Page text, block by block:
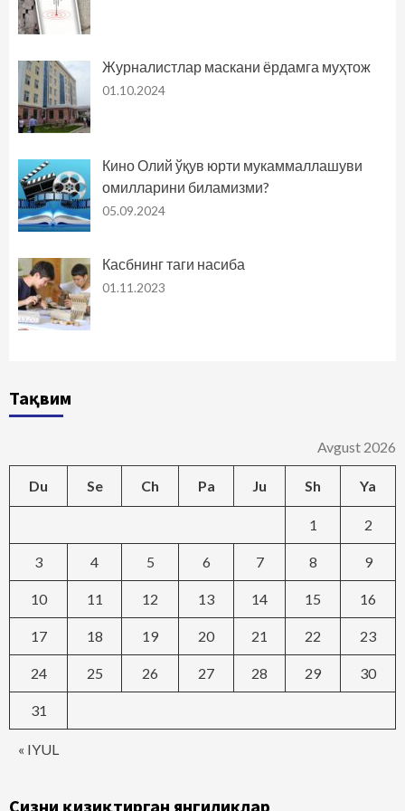
Журналистлар маскани ёрдамга муҳтож
01.10.2024
Кино Олий ўқув юрти мукаммаллашуви
омилларини биламизми?
05.09.2024
Касбнинг таги насиба
01.11.2023
Тақвим
Avgust 2026
Du Se Ch Pa Ju Sh Ya
« IYUL
1 2
3 4 5 6 7 8 9
10 11 12 13 14 15 16
17 18 19 20 21 22 23
24 25 26 27 28 29 30
31
Сизни қизиқтирган янгиликлар